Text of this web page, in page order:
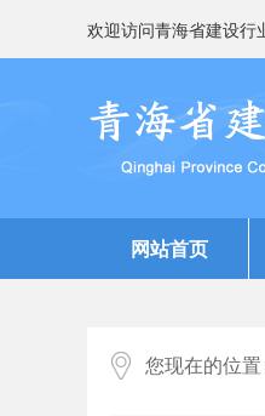
欢迎访问青海省建设行
网站首页
您现在的位置